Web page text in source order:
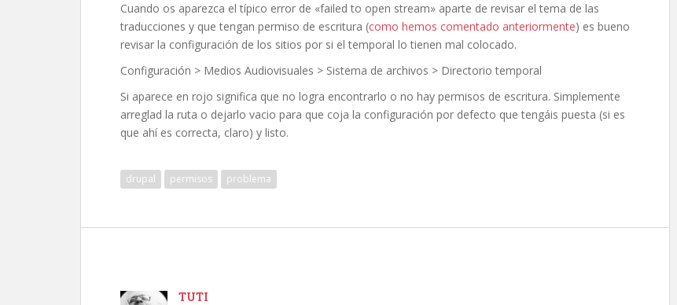
Cuando os aparezca el típico error de «failed to open stream» aparte de revisar el tema de las
traducciones y que tengan permiso de escritura (como hemos comentado anteriormente) es bueno
revisar la configuración de los sitios por si el temporal lo tienen mal colocado.
Configuración > Medios Audiovisuales > Sistema de archivos > Directorio temporal
Si aparece en rojo significa que no logra encontrarlo o no hay permisos de escritura. Simplemente
arreglad la ruta o dejarlo vacio para que coja la configuración por defecto que tengáis puesta (si es
que ahí es correcta, claro) y listo.
drupal permisos problema
TUTI